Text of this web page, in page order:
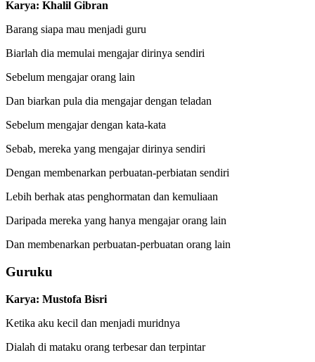
Karya: Khalil Gibran
Barang siapa mau menjadi guru
Biarlah dia memulai mengajar dirinya sendiri
Sebelum mengajar orang lain
Dan biarkan pula dia mengajar dengan teladan
Sebelum mengajar dengan kata-kata
Sebab, mereka yang mengajar dirinya sendiri
Dengan membenarkan perbuatan-perbiatan sendiri
Lebih berhak atas penghormatan dan kemuliaan
Daripada mereka yang hanya mengajar orang lain
Dan membenarkan perbuatan-perbuatan orang lain
Guruku
Karya: Mustofa Bisri
Ketika aku kecil dan menjadi muridnya
Dialah di mataku orang terbesar dan terpintar